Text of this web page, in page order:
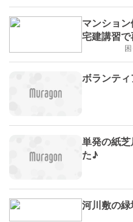
マンショ
宅建講習
ボランテ
単発の紙
た♪
河川敷の